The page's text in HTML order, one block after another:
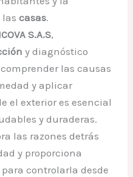
lascasas.
S.A.S,
y diagnóstico
las causas
y aplicar
el exterior es esencial
y duraderas.
las razones detrás
y proporciona
controlarla desde